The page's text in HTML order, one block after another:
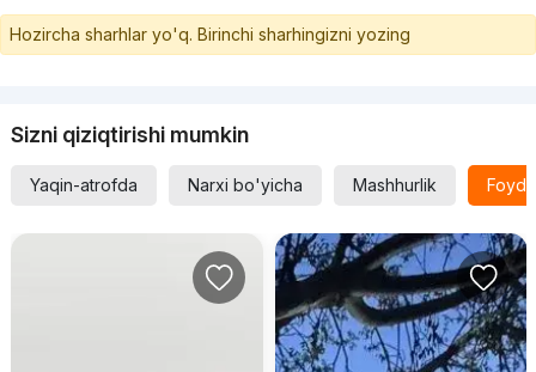
Hozircha sharhlar yo'q. Birinchi sharhingizni yozing
Sizni qiziqtirishi mumkin
Yaqin-atrofda Narxi bo'yicha Mashhurlik